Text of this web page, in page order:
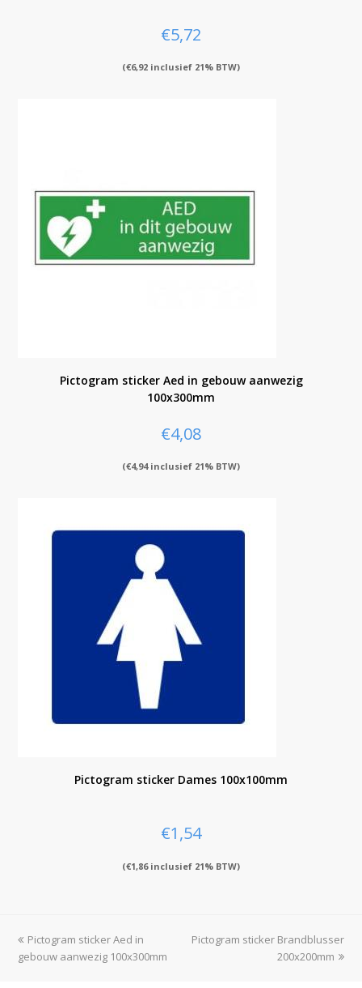
€5,72
(€6,92 inclusief 21% BTW)
Pictogram sticker Aed in gebouw aanwezig
100x300mm
€4,08
(€4,94inclusief 21% BTW)
Pictogram sticker Dames 100x100mm
€1,54
(€1,86inclusief 21% BTW)
previous
post:
Pictogram sticker Aed in
gebouw aanwezig 100x300mm
next
Pictogram sticker Brandblusser
200x200mm